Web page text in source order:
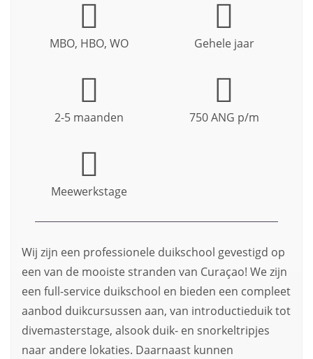
MBO, HBO, WO Gehele jaar
2-5 maanden 750 ANG p/m
Meewerkstage
Wij zijn een professionele duikschool gevestigd op
een van de mooiste stranden van Curaçao! We zijn
een full-service duikschool en bieden een compleet
aanbod duikcursussen aan, van introductieduik tot
divemasterstage, alsook duik- en snorkeltripjes
naar andere lokaties. Daarnaast kunnen